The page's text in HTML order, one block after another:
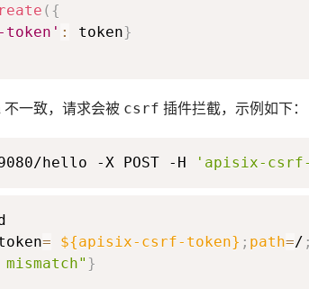
( {
: token}
不一致，请求会被 csrf 插件拦截，示例如下：
hello -X POST -H 'apisix-
= ${apisix-csrf-token} ; path=/ ;
}